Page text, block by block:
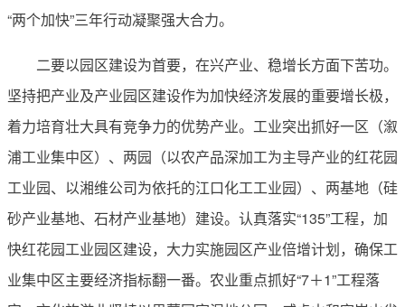
“两个加快”三年行动凝聚强大合力。
二要以园区建设为首要，在兴产业、稳增长方面下苦功。
坚持把产业及产业园区建设作为加快经济发展的重要增长极，
着力培育壮大具有竞争力的优势产业。工业突出抓好一区（溆
浦工业集中区）、两园（以农产品深加工为主导产业的红花园
工业园、以湘维公司为依托的江口化工工业园）、两基地（硅
砂产业基地、石材产业基地）建设。认真落实“135”工程，加
快红花园工业园区建设，大力实施园区产业倍增计划，确保工
业集中区主要经济指标翻一番。农业重点抓好“7＋1”工程落